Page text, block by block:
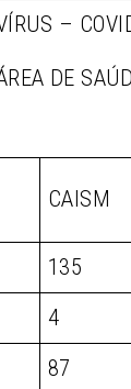
–
DE
CAISM
135
4
87